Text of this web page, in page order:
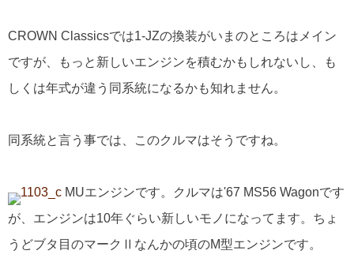
CROWN Classicsでは1-JZの換装がいまのところはメイン
ですが、もっと新しいエンジンを積むかもしれないし、も
しくは年式が違う同系統になるかも知れません。
同系統と言う事では、このクルマはそうですね。
MUエンジンです。クルマは'67 MS56 Wagonです
が、エンジンは10年ぐらい新しいモノになってます。ちょ
うどブタ目のマークⅡなんかの頃のM型エンジンです。